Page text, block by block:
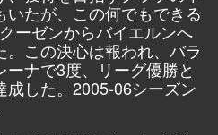
たが、この何でもできる
ーゼンからバイエルンへ
この決心は報われ、バラ
ナで3度、リーグ優勝と
成した。2005-06シーズン